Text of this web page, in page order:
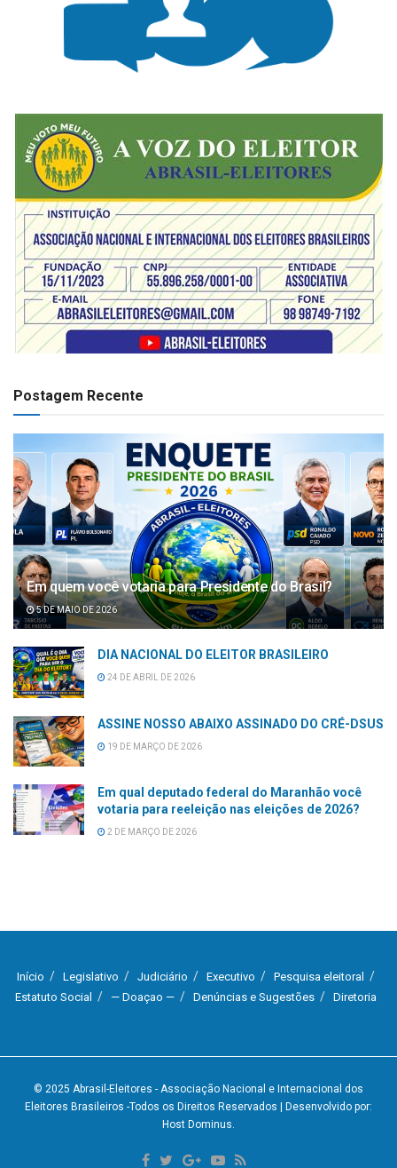
Postagem Recente
Em quem você votaria para Presidente do Brasil?
5 DE MAIO DE 2026
DIA NACIONAL DO ELEITOR BRASILEIRO
24 DE ABRIL DE 2026
ASSINE NOSSO ABAIXO ASSINADO DO CRÉ-DSUS
19 DE MARÇO DE 2026
Em qual deputado federal do Maranhão você
votaria para reeleição nas eleições de 2026?
2 DE MARÇO DE 2026
Início Legislativo Judiciário Executivo
Pesquisa eleitoral
Estatuto Social
— Doaçao — Denúncias e Sugestões Diretoria
© 2025 Abrasil-Eleitores - Associação Nacional e Internacional dos
Eleitores Brasileiros -Todos os Direitos Reservados | Desenvolvido por:
Host Dominus